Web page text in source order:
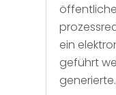
ein
geführt